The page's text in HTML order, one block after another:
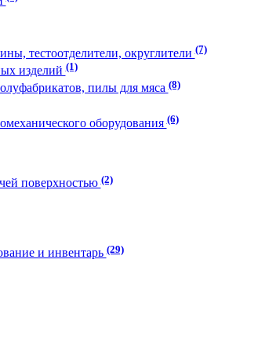
тестоотделители, округлители(7)
изделий(1)
пилы для мяса(8)
оборудования(6)
поверхностью(2)
и инвентарь(29)